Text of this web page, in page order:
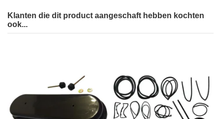
Klanten die dit product aangeschaft hebben kochten
ook...